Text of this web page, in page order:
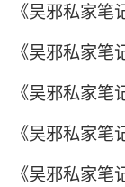
《吴邪私家
《吴邪私家
《吴邪私家
《吴邪私家
《吴邪私家笔